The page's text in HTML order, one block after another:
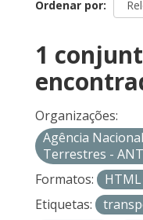
Ordenar por
1
Organizações:
Agência
Terrestres -
Formatos:
HTML
Etiquetas: